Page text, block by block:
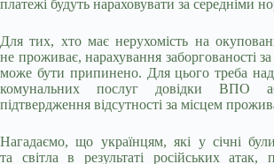
платежі будуть нараховувати за середніми
Для тих, хто має нерухомість на
не проживає, нарахування заборгованості
може бути припинено. Для цього треба
комунальних послуг довідки ВПО
підтвердження відсутності за місцем
Нагадаємо, що українцям, які у січні були
та світла в результаті російських атак,